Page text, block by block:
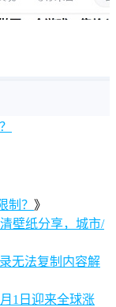
制？ 》
壁纸分享，城市/
无法复制内容解
1日迎来全球涨